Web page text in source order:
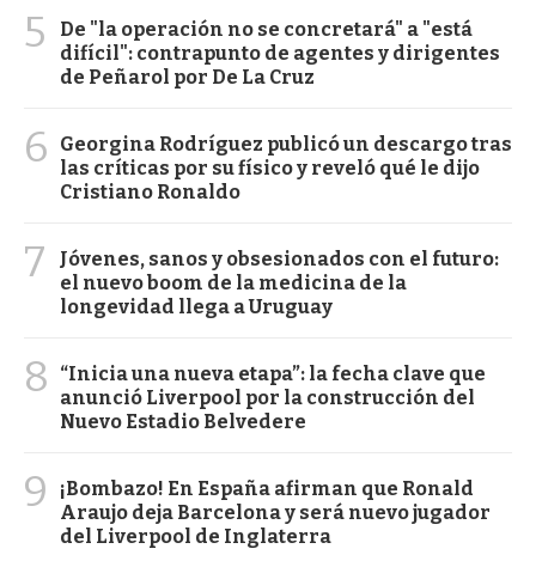
5
De "la operación no se concretará" a "está
difícil": contrapunto de agentes y dirigentes
de Peñarol por De La Cruz
6
Georgina Rodríguez publicó un descargo tras
las críticas por su físico y reveló qué le dijo
Cristiano Ronaldo
7
Jóvenes, sanos y obsesionados con el futuro:
el nuevo boom de la medicina de la
longevidad llega a Uruguay
8
“Inicia una nueva etapa”: la fecha clave que
anunció Liverpool por la construcción del
Nuevo Estadio Belvedere
9
¡Bombazo! En España afirman que Ronald
Araujo deja Barcelona y será nuevo jugador
del Liverpool de Inglaterra